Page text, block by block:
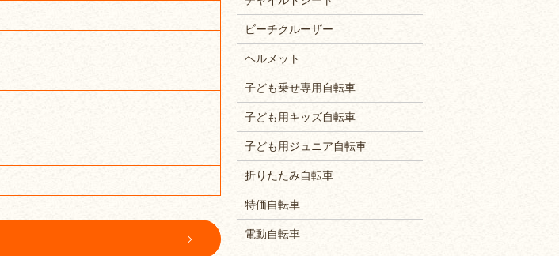
ビーチクルーザー
ヘルメット
子ども乗せ専用自転車
子ども用キッズ自転車
子ども用ジュニア自転車
折りたたみ自転車
特価自転車
電動自転車